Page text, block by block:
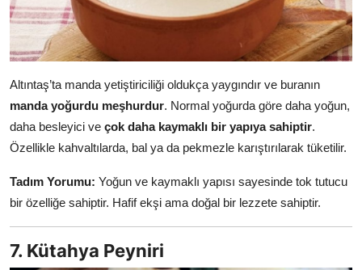
Altıntaş’ta manda yetiştiriciliği oldukça yaygındır ve buranın
manda yoğurdu meşhurdur. Normal yoğurda göre daha yoğun,
daha besleyici ve çok daha kaymaklı bir yapıya sahiptir.
Özellikle kahvaltılarda, bal ya da pekmezle karıştırılarak tüketilir.
Tadım Yorumu: Yoğun ve kaymaklı yapısı sayesinde tok tutucu
bir özelliğe sahiptir. Hafif ekşi ama doğal bir lezzete sahiptir.
7. Kütahya Peyniri